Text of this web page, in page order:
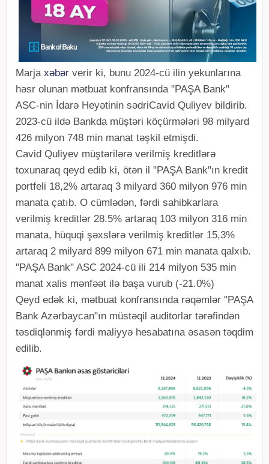
Marja xəbər verir ki, bunu 2024-cü ilin yekunlarına
həsr olunan mətbuat konfransında "PAŞA Bank"
ASC-nin İdarə Heyətinin sədriCavid Quliyev bildirib.
2023-cü ildə Bankda müştəri köçürmələri 98 milyard
426 milyon 748 min manat təşkil etmişdi.
Cavid Quliyev müştərilərə verilmiş kreditlərə
toxunaraq qeyd edib ki, ötən il "PAŞA Bank"ın kredit
portfeli 18,2% artaraq 3 milyard 360 milyon 976 min
manata çatıb. O cümlədən, fərdi sahibkarlara
verilmiş kreditlər 28.5% artaraq 103 milyon 316 min
manata, hüquqi şəxslərə verilmiş kreditlər 15,3%
artaraq 2 milyard 899 milyon 671 min manata qalxıb.
"PAŞA Bank" ASC 2024-cü ili 214 milyon 535 min
manat xalis mənfəət ilə başa vurub (-21.0%)
Qeyd edək ki, mətbuat konfransında rəqəmlər "PAŞA
Bank Azərbaycan"ın müstəqil auditorlar tərəfindən
təsdiqlənmiş fərdi maliyyə hesabatına əsasən təqdim
edilib.